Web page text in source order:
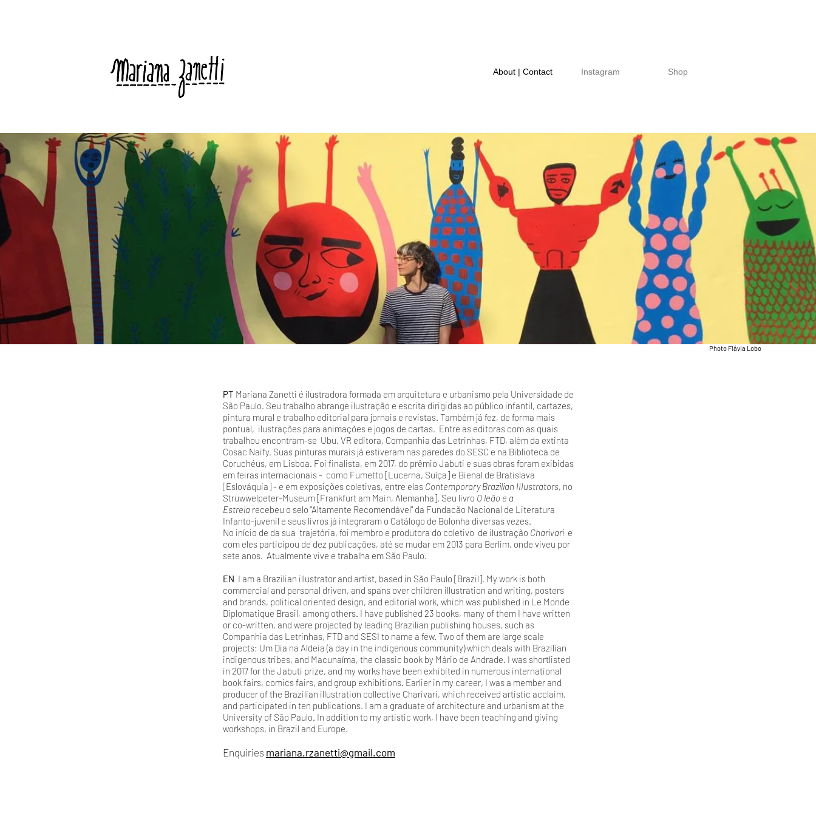
About | Contact Instagram Shop
Photo Flávia Lobo
PT Mariana Zanetti é ilustradora formada em arquitetura e urbanismo pela Universidade de
São Paulo. Seu trabalho abrange ilustração e escrita dirigidas ao público infantil, cartazes,
pintura mural e trabalho editorial para jornais e revistas. Também já fez, de forma mais
pontual, ilustrações para animações e jogos de cartas. Entre as editoras com as quais
trabalhou encontram-se Ubu, VR editora, Companhia das Letrinhas, FTD, além da extinta
Cosac Naify. Suas pinturas murais já estiveram nas paredes do SESC e na Biblioteca de
Coruchéus, em Lisboa. Foi finalista, em 2017, do prêmio Jabuti e suas obras foram exibidas
em feiras internacionais - como Fumetto [Lucerna, Suíça] e Bienal de Bratislava
[Eslováquia] - e em exposições coletivas, entre elas Contemporary Brazilian IIIustrators, no
Struwwelpeter-Museum [Frankfurt am Main, Alemanha]. Seu livro O leão e a
Estrela recebeu o selo "Altamente Recomendável" da Fundacão Nacional de Literatura
Infanto-juvenil e seus livros já integraram o Catálogo de Bolonha diversas vezes.
No início de da sua trajetória, foi membro e produtora do coletivo de ilustração Charivari e
com eles participou de dez publicações, até se mudar em 2013 para Berlim, onde viveu por
sete anos. Atualmente vive e trabalha em São Paulo.
EN I am a Brazilian illustrator and artist, based in São Paulo [Brazil]. My work is both
commercial and personal driven, and spans over children illustration and writing, posters
and brands, political oriented design, and editorial work, which was published in Le Monde
Diplomatique Brasil, among others. I have published 23 books, many of them I have written
or co-written, and were projected by leading Brazilian publishing houses, such as
Companhia das Letrinhas, FTD and SESI to name a few. Two of them are large scale
projects: Um Dia na Aldeia (a day in the indigenous community) which deals with Brazilian
indigenous tribes, and Macunaíma, the classic book by Mário de Andrade. I was shortlisted
in 2017 for the Jabuti prize, and my works have been exhibited in numerous international
book fairs, comics fairs, and group exhibitions. Earlier in my career, I was a member and
producer of the Brazilian illustration collective Charivari, which received artistic acclaim,
and participated in ten publications. I am a graduate of architecture and urbanism at the
University of São Paulo. In addition to my artistic work, I have been teaching and giving
workshops, in Brazil and Europe.
Enquiries mariana.rzanetti@gmail.com